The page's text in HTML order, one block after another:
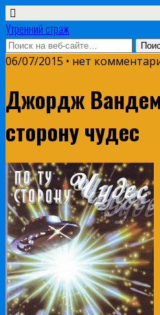
Утренний страж
06/07/2015 • нет
Джордж
сторону чудес